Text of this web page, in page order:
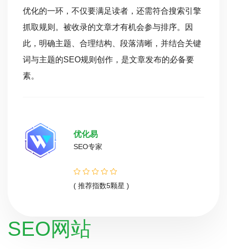
优化的一环，不仅要满足读者，还需符合搜索引擎
抓取规则。被收录的文章才有机会参与排序。因
此，明确主题、合理结构、段落清晰，并结合关键
词与主题的SEO规则创作，是文章发布的必备要
素。
优化易
SEO专家
( 推荐指数5颗星 )
SEO网站